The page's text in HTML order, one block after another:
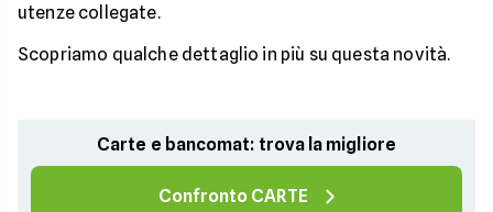
utenze collegate.
Scopriamo qualche dettaglio in più su questa novità.
Carte e bancomat: trova la migliore
Confronto CARTE